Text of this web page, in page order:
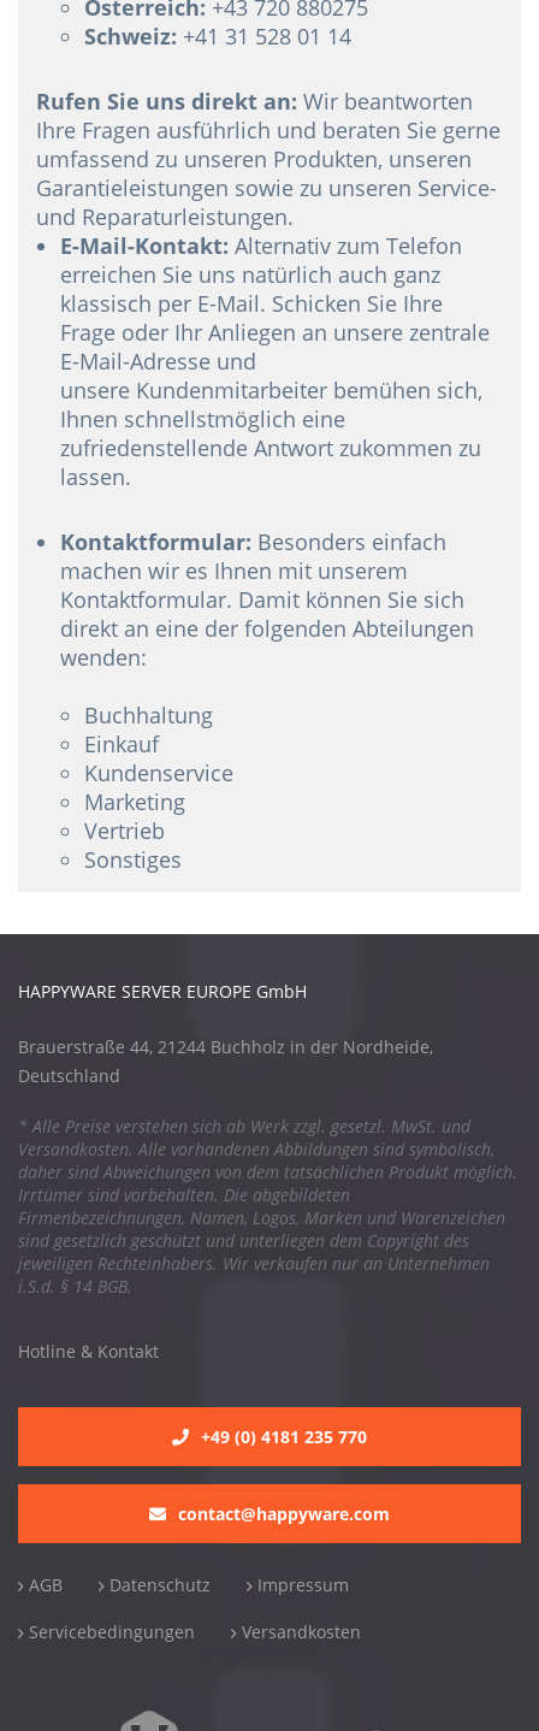
Österreich: +43 720 880275
Schweiz: +41 31 528 01 14
Rufen Sie uns direkt an: Wir beantworten
Ihre Fragen ausführlich und beraten Sie gerne
umfassend zu unseren Produkten, unseren
Garantieleistungen sowie zu unseren Service-
und Reparaturleistungen.
E-Mail-Kontakt: Alternativ zum Telefon
erreichen Sie uns natürlich auch ganz
klassisch per E-Mail. Schicken Sie Ihre
Frage oder Ihr Anliegen an unsere zentrale
E-Mail-Adresse und
unsere Kundenmitarbeiter bemühen sich,
Ihnen schnellstmöglich eine
zufriedenstellende Antwort zukommen zu
lassen.
Kontaktformular: Besonders einfach
machen wir es Ihnen mit unserem
Kontaktformular. Damit können Sie sich
direkt an eine der folgenden Abteilungen
wenden:
Buchhaltung
Einkauf
Kundenservice
Marketing
Vertrieb
Sonstiges
HAPPYWARE SERVER EUROPE GmbH
Brauerstraße 44, 21244 Buchholz in der Nordheide,
Deutschland
* Alle Preise verstehen sich ab Werk zzgl. gesetzl. MwSt. und
Versandkosten. Alle vorhandenen Abbildungen sind symbolisch,
daher sind Abweichungen von dem tatsächlichen Produkt möglich.
Irrtümer sind vorbehalten. Die abgebildeten
Firmenbezeichnungen, Namen, Logos, Marken und Warenzeichen
sind gesetzlich geschützt und unterliegen dem Copyright des
jeweiligen Rechteinhabers. Wir verkaufen nur an Unternehmen
i.S.d. § 14 BGB.
Hotline & Kontakt
+49 (0) 4181 235 770
contact@happyware.com
AGB Datenschutz Impressum
Servicebedingungen Versandkosten